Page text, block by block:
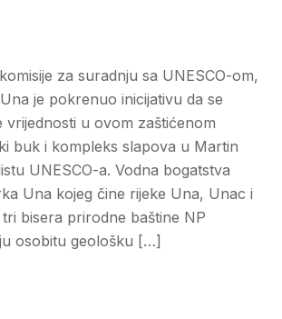
za suradnju sa UNESCO-om,
je pokrenuo inicijativu da se
vrijednosti u ovom zaštićenom
buk i kompleks slapova u Martin
UNESCO-a. Vodna bogatstva
Una kojeg čine rijeke Una, Unac i
bisera prirodne baštine NP
osobitu geološku […]